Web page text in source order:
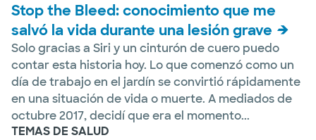
Stop the Bleed: conocimiento que me
salvó la vida durante una lesión grave
Solo gracias a Siri y un cinturón de cuero puedo
contar esta historia hoy. Lo que comenzó como un
día de trabajo en el jardín se convirtió rápidamente
en una situación de vida o muerte. A mediados de
octubre 2017, decidí que era el momento...
TEMAS DE SALUD